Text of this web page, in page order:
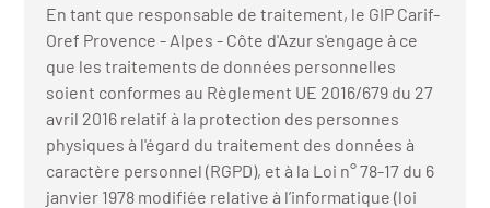
les métiers
clés métiers et
des métiers en
des transitions
de l'Economie
En tant que responsable de traitement, le GIP Carif-
Oref Provence - Alpes - Côte d'Azur s'engage à ce
que les traitements de données personnelles
soient conformes au Règlement UE 2016/679 du 27
avril 2016 relatif à la protection des personnes
physiques à l'égard du traitement des données à
caractère personnel (RGPD), et à la Loi n° 78-17 du 6
janvier 1978 modifiée relative à l’informatique (loi